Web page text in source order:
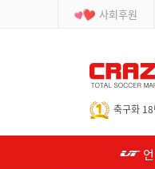
사회후원
축구화
언